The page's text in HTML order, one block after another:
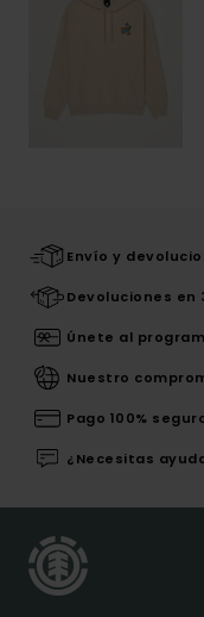
Envío y
Devoluciones en
Únete al
Nuestro
Pago 100%
¿Necesitas